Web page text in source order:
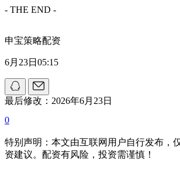
- THE END -
申宝策略配资
6月23日05:15
最后修改：2026年6月23日
0
特别声明：本文由互联网用户自行发布，
资建议。配资有风险，投资需谨慎！